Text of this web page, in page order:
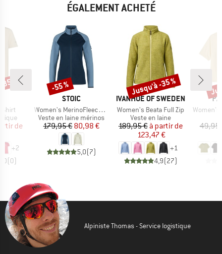
ÉGALEMENT ACHETÉ
Shirt
réduit
de
+2
(0)
%
MARQUE
STOIC
Article
Women's MerinoFleece335 KuolpaSt. II Jacket
Product group
Veste en laine mérinos
Prix
179,95 €Prix réduit
80,98 €
5,0(7)
Remise
-55 %
MARQUE
IVANHOE OF SWEDEN
Article
Women's Beata Full Zip
Product group
Veste en laine
Prix
189,95 € Prix réduit
à partir de
123,47 €
+1
4,9(27)
Remise
Jusqu'à -35 %
Article
Women's
49,95
Alpiniste Thomas - Service logistique